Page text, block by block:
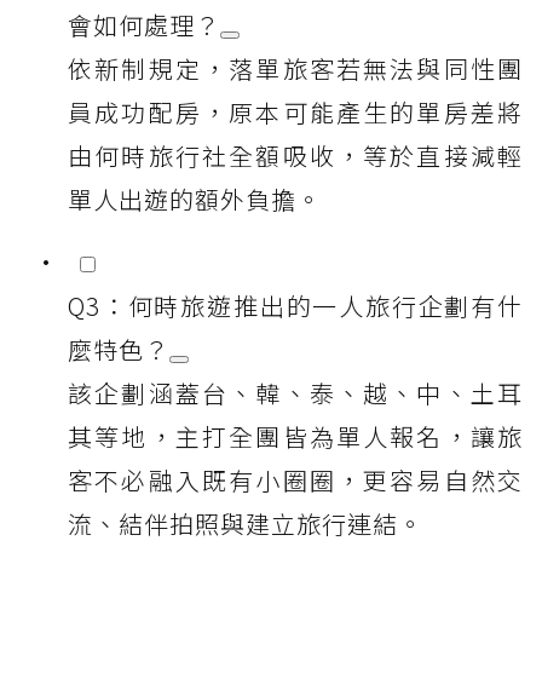
會如何處理？
依新制規定，落單旅客若無法與同性團
員成功配房，原本可能產生的單房差將
由何時旅行社全額吸收，等於直接減輕
單人出遊的額外負擔。
Q3：何時旅遊推出的一人旅行企劃有什
麼特色？
該企劃涵蓋台、韓、泰、越、中、土耳
其等地，主打全團皆為單人報名，讓旅
客不必融入既有小圈圈，更容易自然交
流、結伴拍照與建立旅行連結。